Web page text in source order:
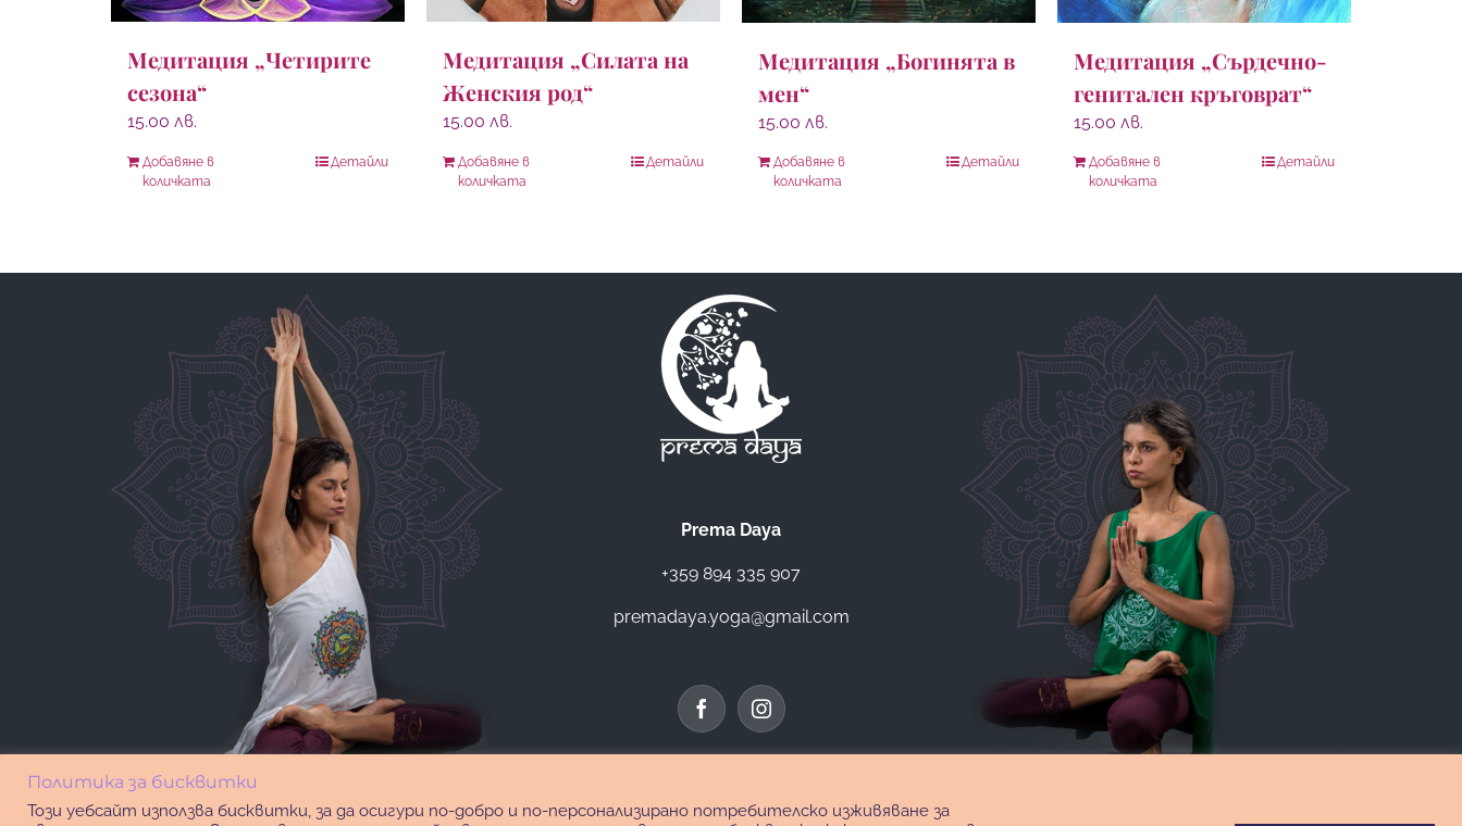
Медитация „Четирите
сезона“
15.00 лв.
Добавяне в
количката
Детайли
Медитация „Силата на
Женския род“
15.00 лв.
Добавяне в
количката
Детайли
Медитация „Богинята в
мен“
15.00 лв.
Добавяне в
количката
Детайли
Медитация „Сърдечно-
генитален кръговрат“
15.00 лв.
Добавяне в
количката
Детайли
Prema Daya
+359 894 335 907
premadaya.yoga@gmail.com
Политика за бисквитки
Този уебсайт използва бисквитки, за да осигури по-добро и по-персонализирано потребителско изживяване за